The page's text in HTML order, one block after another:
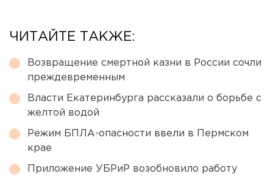
ЧИТАЙТЕ ТАКЖЕ:
Возвращение смертной казни в России сочли
преждевременным
Власти Екатеринбурга рассказали о борьбе с
желтой водой
Режим БПЛА-опасности ввели в Пермском
крае
Приложение УБРиР возобновило работу